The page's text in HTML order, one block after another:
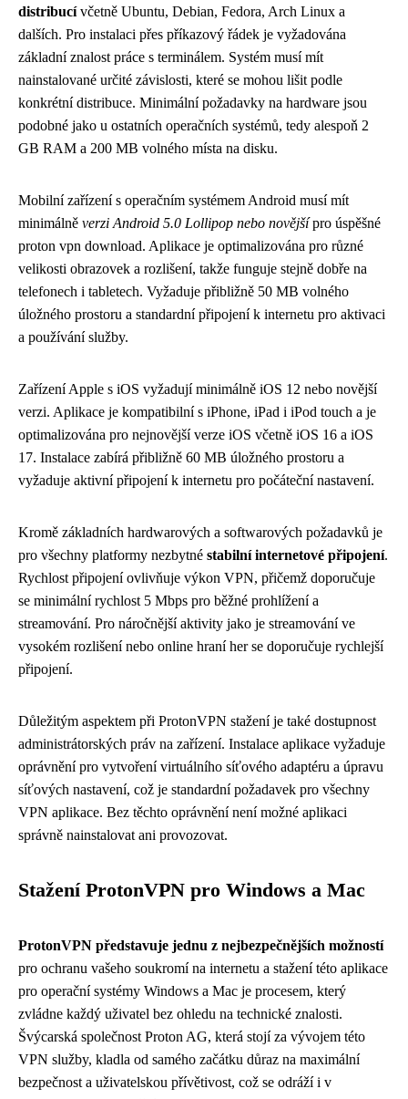
distribucívčetně Ubuntu, Debian, Fedora, Arch Linux a
dalších. Pro instalaci přes příkazový řádek je vyžadována
základní znalost práce s terminálem. Systém musí mít
nainstalované určité závislosti, které se mohou lišit podle
konkrétní distribuce. Minimální požadavky na hardware jsou
podobné jako u ostatních operačních systémů, tedy alespoň 2
GB RAM a 200 MB volného místa na disku.
Mobilní zařízení s operačním systémem Android musí mít
minimálně verzi Android 5.0 Lollipop nebo novějšípro úspěšné
proton vpn download. Aplikace je optimalizována pro různé
velikosti obrazovek a rozlišení, takže funguje stejně dobře na
telefonech i tabletech. Vyžaduje přibližně 50 MB volného
úložného prostoru a standardní připojení k internetu pro aktivaci
a používání služby.
Zařízení Apple s iOS vyžadují minimálně iOS 12 nebo novější
verzi. Aplikace je kompatibilní s iPhone, iPad i iPod touch a je
optimalizována pro nejnovější verze iOS včetně iOS 16 a iOS
17. Instalace zabírá přibližně 60 MB úložného prostoru a
vyžaduje aktivní připojení k internetu pro počáteční nastavení.
Kromě základních hardwarových a softwarových požadavků je
pro všechny platformy nezbytné stabilní internetové připojení.
Rychlost připojení ovlivňuje výkon VPN, přičemž doporučuje
se minimální rychlost 5 Mbps pro běžné prohlížení a
streamování. Pro náročnější aktivity jako je streamování ve
vysokém rozlišení nebo online hraní her se doporučuje rychlejší
připojení.
Důležitým aspektem při ProtonVPN stažení je také dostupnost
administrátorských práv na zařízení. Instalace aplikace vyžaduje
oprávnění pro vytvoření virtuálního síťového adaptéru a úpravu
síťových nastavení, což je standardní požadavek pro všechny
VPN aplikace. Bez těchto oprávnění není možné aplikaci
správně nainstalovat ani provozovat.
Stažení ProtonVPN pro Windows a Mac
ProtonVPN představuje jednu z nejbezpečnějších možností
pro ochranu vašeho soukromí na internetu a stažení této aplikace
pro operační systémy Windows a Mac je procesem, který
zvládne každý uživatel bez ohledu na technické znalosti.
Švýcarská společnost Proton AG, která stojí za vývojem této
VPN služby, kladla od samého začátku důraz na maximální
bezpečnost a uživatelskou přívětivost, což se odráží i v